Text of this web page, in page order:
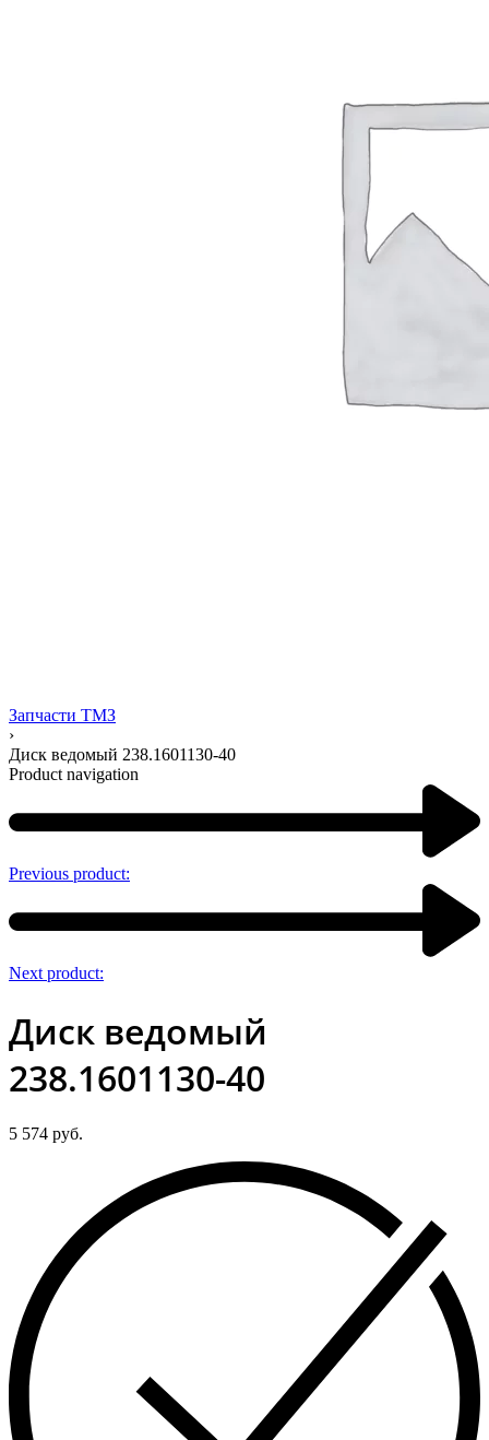
Запчасти ТМЗ
›
Диск ведомый 238.1601130-40
Product navigation
Previous product:
Next product:
Диск ведомый
238.1601130-40
5 574 руб.